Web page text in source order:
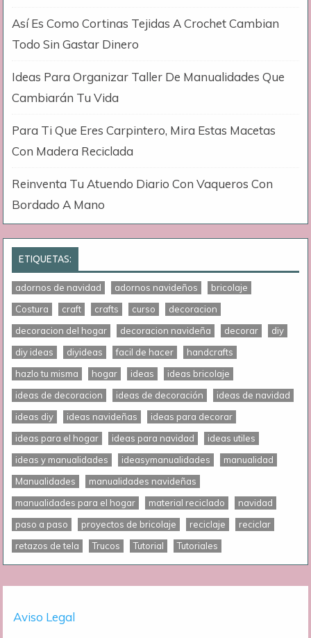
Así Es Como Cortinas Tejidas A Crochet Cambian
Todo Sin Gastar Dinero
Ideas Para Organizar Taller De Manualidades Que
Cambiarán Tu Vida
Para Ti Que Eres Carpintero, Mira Estas Macetas
Con Madera Reciclada
Reinventa Tu Atuendo Diario Con Vaqueros Con
Bordado A Mano
ETIQUETAS:
adornos de navidad adornos navideños
bricolaje
Costura
craft crafts curso
decoracion
decoracion del hogar
decoracion navideña decorar
diy
diy ideas
diyideas facil de hacer
handcrafts
hazlo tu misma
hogar ideas
ideas bricolaje
ideas de decoracion
ideas de decoración
ideas de navidad
ideas diy
ideas navideñas
ideas para decorar
ideas para el hogar
ideas para navidad
ideas utiles
ideas y manualidades
ideasymanualidades
manualidad
Manualidades
manualidades navideñas
manualidades para el hogar
material reciclado
navidad
paso a paso
proyectos de bricolaje reciclaje
reciclar
retazos de tela
Trucos Tutorial Tutoriales
Aviso Legal